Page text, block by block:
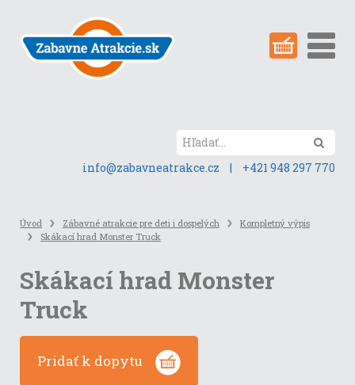
obsah
stránky
info@zabavneatrakce.cz
| +421 948 297 770
Úvod Zábavné atrakcie pre deti i dospelých
Kompletný výpis
Skákací hrad Monster Truck
Skákací hrad Monster
Truck
Pridať k dopytu